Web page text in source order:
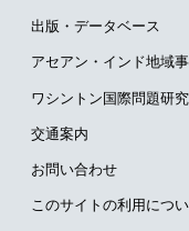
出版・データベース
アセアン・インド地域
ワシントン国際問題研
交通案内
お問い合わせ
このサイトの利用につ